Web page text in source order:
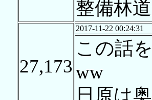
整備林
27,173
2017-11-22 00:24:31
この話
ww
日原は